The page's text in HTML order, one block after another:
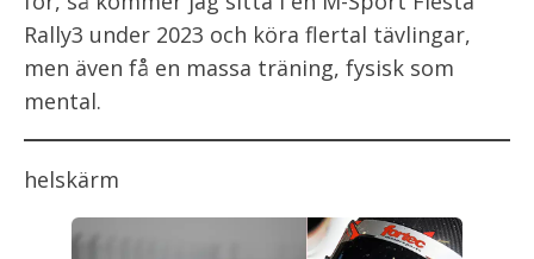
Rally3 under 2023 och köra flertal tävlingar,
men även få en massa träning, fysisk som
mental.
helskärm